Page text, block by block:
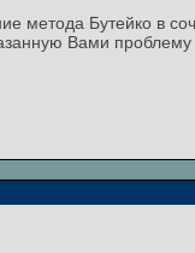
метода Бутейко в
Вами проблему